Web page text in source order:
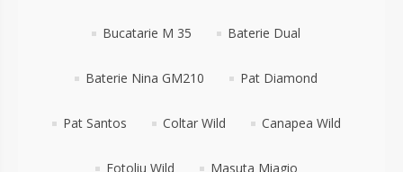
Bucatarie M 35 Baterie Dual
Baterie Nina GM210 Pat Diamond
Pat Santos Coltar Wild Canapea Wild
Fotoliu Wild Masuta Miagio